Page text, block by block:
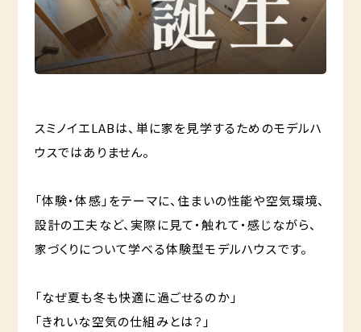
スミノイエLABは、単に家を見学するためのモデルハ
ウスではありません。
「体験・体感」をテーマに、住まいの性能や空気環境、
設計の工夫など、実際に見て・触れて・感じながら、
家づくりについて学べる体験型モデルハウスです。
「なぜ夏も冬も快適に過ごせるのか」
「きれいな空気の仕組みとは？」